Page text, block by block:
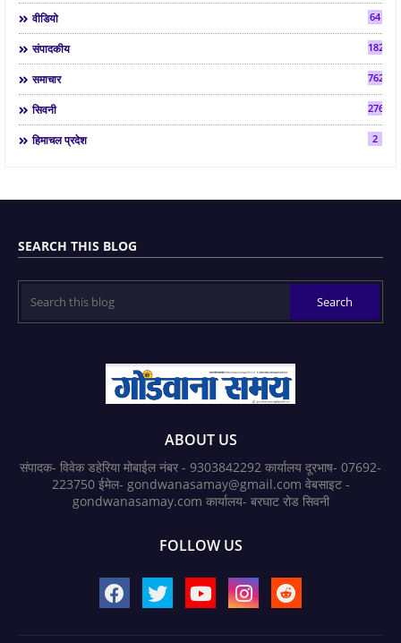
वीडियो 64
संपादकीय 182
समाचार 7624
सिवनी 2763
हिमाचल प्रदेश 2
SEARCH THIS BLOG
ABOUT US
संपादक- विवेक डहेरिया मोबाईल नंबर - 9303842292 कार्यालय दूरभाष- 07692-
223750 ईमेल- gondwanasamay@gmail.com वेबसाइट -
gondwanasamay.com कार्यालय- बरघाट रोड सिवनी
FOLLOW US